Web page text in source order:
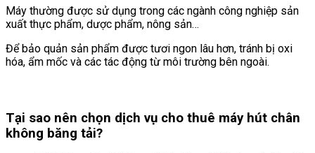
Máy thường được sử dụng trong các ngành công nghiệp sản
xuất thực phẩm, dược phẩm, nông sản…
Để bảo quản sản phẩm được tươi ngon lâu hơn, tránh bị oxi
hóa, ẩm mốc và các tác động từ môi trường bên ngoài.
Tại sao nên chọn dịch vụ cho thuê máy hút chân
không băng tải?